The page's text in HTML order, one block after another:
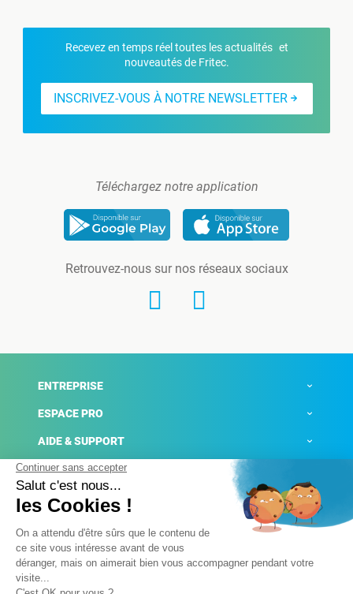
Recevez en temps réel toutes les actualités et
nouveautés de Fritec.
INSCRIVEZ-VOUS À NOTRE NEWSLETTER
Téléchargez notre application
Retrouvez-nous sur nos réseaux sociaux
ENTREPRISE
ESPACE PRO
AIDE & SUPPORT
ACTUALITÉS
Mentions légales